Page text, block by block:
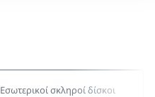
Εσωτερικοί σκληροί δίσκοι